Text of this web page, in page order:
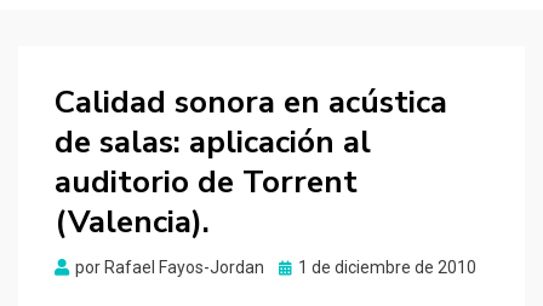
Calidad sonora en acústica
de salas: aplicación al
auditorio de Torrent
(Valencia).
por Rafael Fayos-Jordan
Publicado
1 de diciembre de 2010